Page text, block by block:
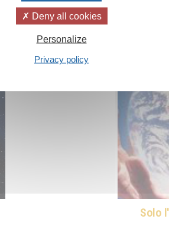
articoli su questo tema essenziale:
Solo
Deny all cookies
Personalize
Privacy policy